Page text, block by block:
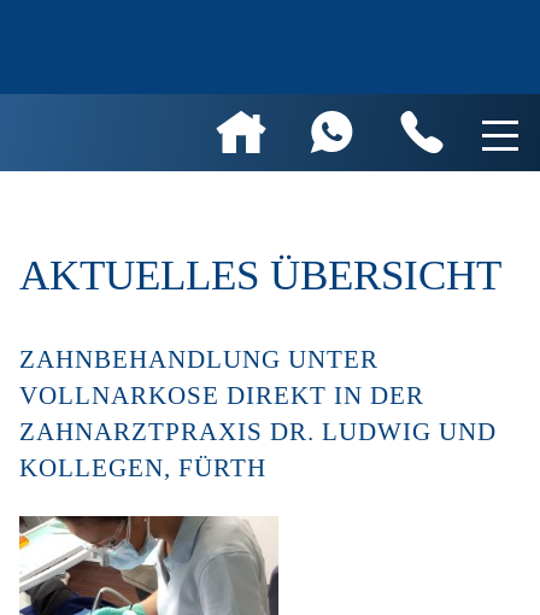
AKTUELLES ÜBERSICHT
ZAHNBEHANDLUNG UNTER
VOLLNARKOSE DIREKT IN DER
ZAHNARZTPRAXIS DR. LUDWIG UND
KOLLEGEN, FÜRTH